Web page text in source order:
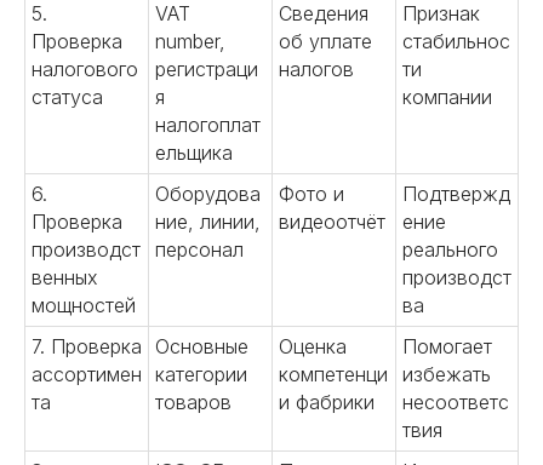
5.
Проверка
налогового
статуса
VAT
number,
регистраци
я
налогоплат
ельщика
Сведения
об уплате
налогов
Признак
стабильнос
ти
компании
6.
Проверка
производст
венных
мощностей
Оборудова
ние, линии,
персонал
Фото и
видеоотчёт
Подтвержд
ение
реального
производст
ва
7. Проверка
ассортимен
та
Основные
категории
товаров
Оценка
компетенци
и фабрики
Помогает
избежать
несоответс
твия